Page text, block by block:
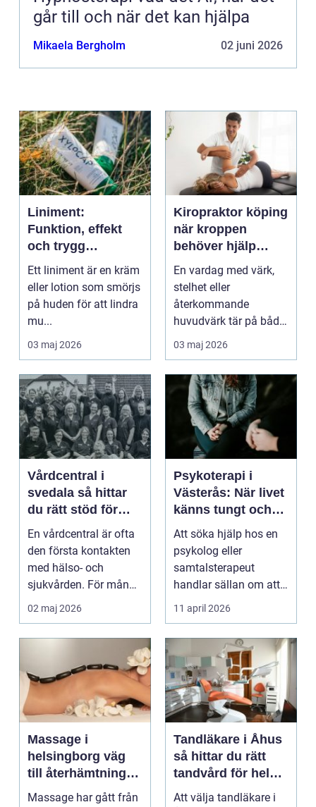
går till och när det kan hjälpa
Mikaela Bergholm 02 juni 2026
Liniment:
Funktion, effekt
och trygg
användning
Ett liniment är en kräm
eller lotion som smörjs
på huden för att lindra
mu...
03 maj 2026
Kiropraktor köping
när kroppen
behöver hjälp
tillbaka
En vardag med värk,
stelhet eller
återkommande
huvudvärk tär på både
ork och humör. Många
går länge ...
03 maj 2026
Vårdcentral i
svedala så hittar
du rätt stöd för
hela familjen
En vårdcentral är ofta
den första kontakten
med hälso- och
sjukvården. För många
i Svedala handlar v...
02 maj 2026
Psykoterapi i
Västerås: När livet
känns tungt och
du behöver prata
med någon
Att söka hjälp hos en
psykolog eller
samtalsterapeut
handlar sällan om att
vara svag....
11 april 2026
Massage i
helsingborg väg
till återhämtning
och hållbar hälsa
Massage har gått från
Tandläkare i Åhus
så hittar du rätt
tandvård för hela
familjen
Att välja tandläkare i